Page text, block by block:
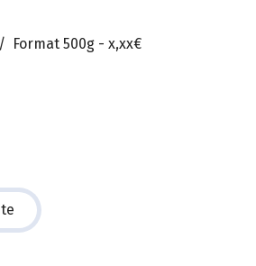
Format 500g - x,xx€